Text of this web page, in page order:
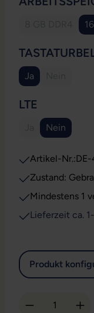
(Diese
Ja
LTE
(Diese Option
Nein
Artikel-Nr.:
Zustand:
Mindestens 1
Lieferzeit ca.
Produkt
Produkt